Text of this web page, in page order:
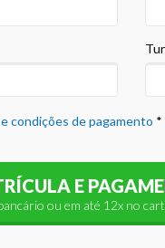
condições de pagamento *
E
ou em até 12x no